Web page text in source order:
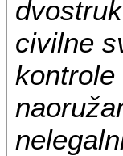
civilne